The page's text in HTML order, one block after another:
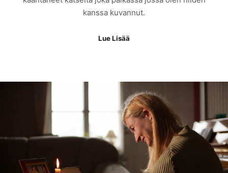
kanssa kuvannut.
Lue Lisää